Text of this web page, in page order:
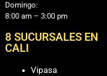
Domingo:
8:00 am – 3:00 pm
8 SUCURSALES EN
CALI
Vipasa